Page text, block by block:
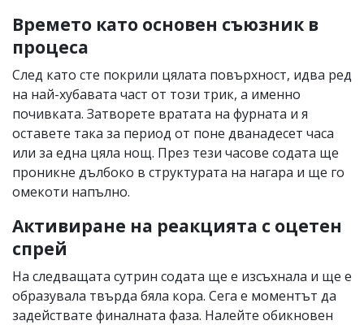
Времето като основен съюзник в
процеса
След като сте покрили цялата повърхност, идва ред
на най-хубавата част от този трик, а именно
почивката. Затворете вратата на фурната и я
оставете така за период от поне дванадесет часа
или за една цяла нощ. През тези часове содата ще
проникне дълбоко в структурата на нагара и ще го
омекоти напълно.
Активиране на реакцията с оцетен
спрей
На следващата сутрин содата ще е изсъхнала и ще е
образувала твърда бяла кора. Сега е моментът да
задействате финалната фаза. Налейте обикновен